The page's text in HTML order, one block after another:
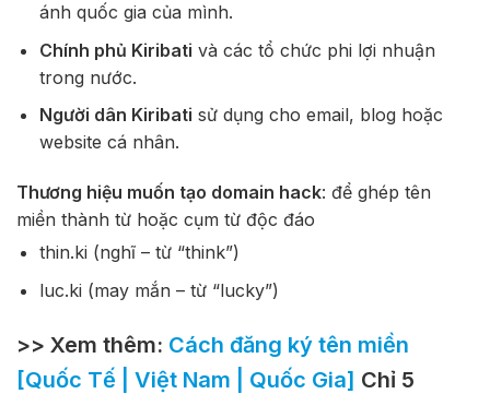
ánh quốc gia của mình.
Chính phủ Kiribati và các tổ chức phi lợi nhuận
trong nước.
Người dân Kiribati sử dụng cho email, blog hoặc
website cá nhân.
Thương hiệu muốn tạo domain hack: để ghép tên
miền thành từ hoặc cụm từ độc đáo
thin.ki (nghĩ – từ “think”)
luc.ki (may mắn – từ “lucky”)
>> Xem thêm: Cách đăng ký tên miền
[Quốc Tế | Việt Nam | Quốc Gia] Chỉ 5